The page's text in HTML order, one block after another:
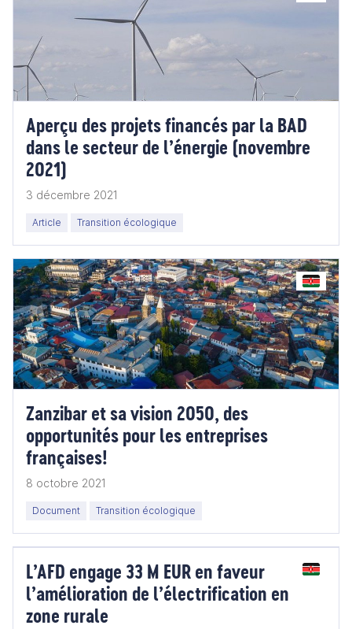
Aperçu des projets financés par la BAD
dans le secteur de l’énergie (novembre
2021)
3 décembre 2021
Article Transition écologique
Zanzibar et sa vision 2050, des
opportunités pour les entreprises
françaises!
8 octobre 2021
Document Transition écologique
L’AFD engage 33 M EUR en faveur
l’amélioration de l’électrification en
zone rurale